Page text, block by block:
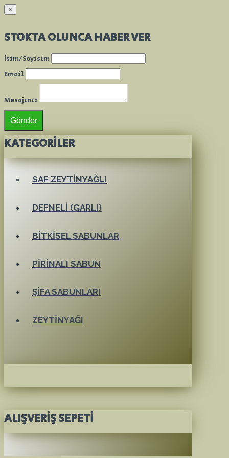
×
STOKTA OLUNCA HABER VER
İsim/Soyisim
Email
Mesajınız
Gönder
KATEGORILER
SAF ZEYTINYAĞLI
DEFNELI (GARLI)
BITKISEL SABUNLAR
PIRINALI SABUN
ŞIFA SABUNLARI
ZEYTINYAĞI
ALIŞVERIŞ SEPETI